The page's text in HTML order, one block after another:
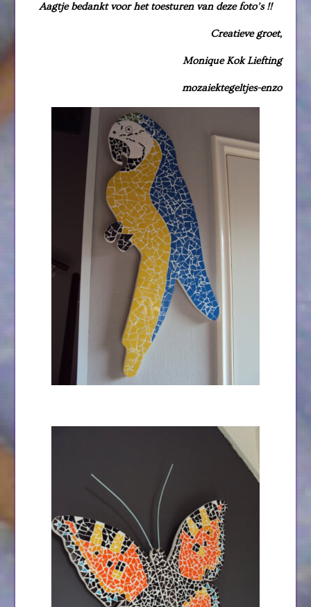
Aagtje bedankt voor het toesturen van deze foto’s !!
Creatieve groet,
Monique Kok Liefting
mozaiektegeltjes-enzo